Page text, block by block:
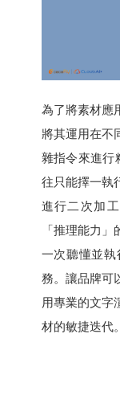
為了將素材應
將其運用在不
雜指令來進行
往只能擇一執
進行二次加
「推理能力
一次聽懂並
務。讓品牌可
用專業的文字
材的敏捷迭代